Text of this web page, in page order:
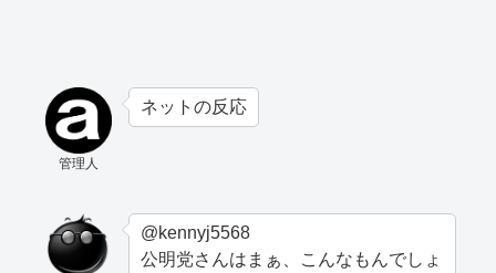
管理人
ネットの反応
@kennyj5568
公明党さんはまぁ、こんなもんでしょ